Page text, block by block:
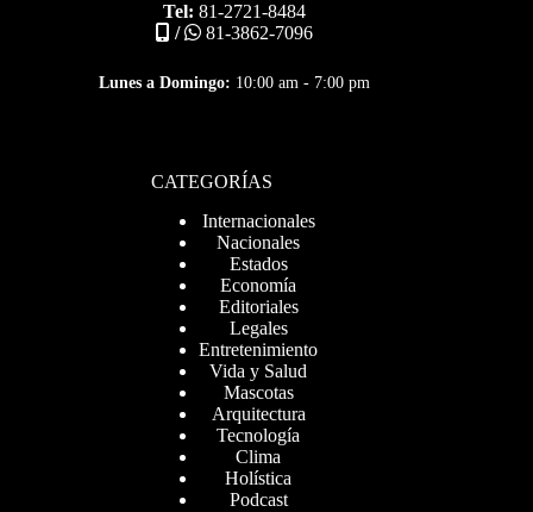
Tel: 81-2721-8484
/
81-3862-7096
Lunes a Domingo: 10:00 am - 7:00 pm
CATEGORÍAS
Internacionales
Nacionales
Estados
Economía
Editoriales
Legales
Entretenimiento
Vida y Salud
Mascotas
Arquitectura
Tecnología
Clima
Holística
Podcast